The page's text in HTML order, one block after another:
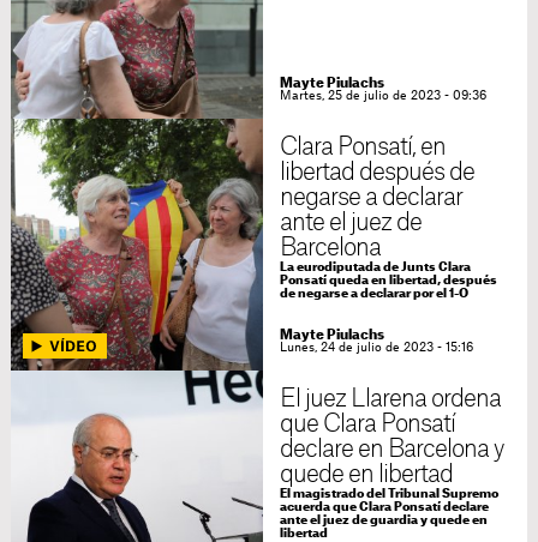
Mayte Piulachs
Martes, 25 de julio de 2023 - 09:36
Clara Ponsatí, en
libertad después de
negarse a declarar
ante el juez de
Barcelona
La eurodiputada de Junts Clara
Ponsatí queda en libertad, después
de negarse a declarar por el 1-O
Mayte Piulachs
Lunes, 24 de julio de 2023 - 15:16
El juez Llarena ordena
que Clara Ponsatí
declare en Barcelona y
quede en libertad
El magistrado del Tribunal Supremo
acuerda que Clara Ponsatí declare
ante el juez de guardia y quede en
libertad